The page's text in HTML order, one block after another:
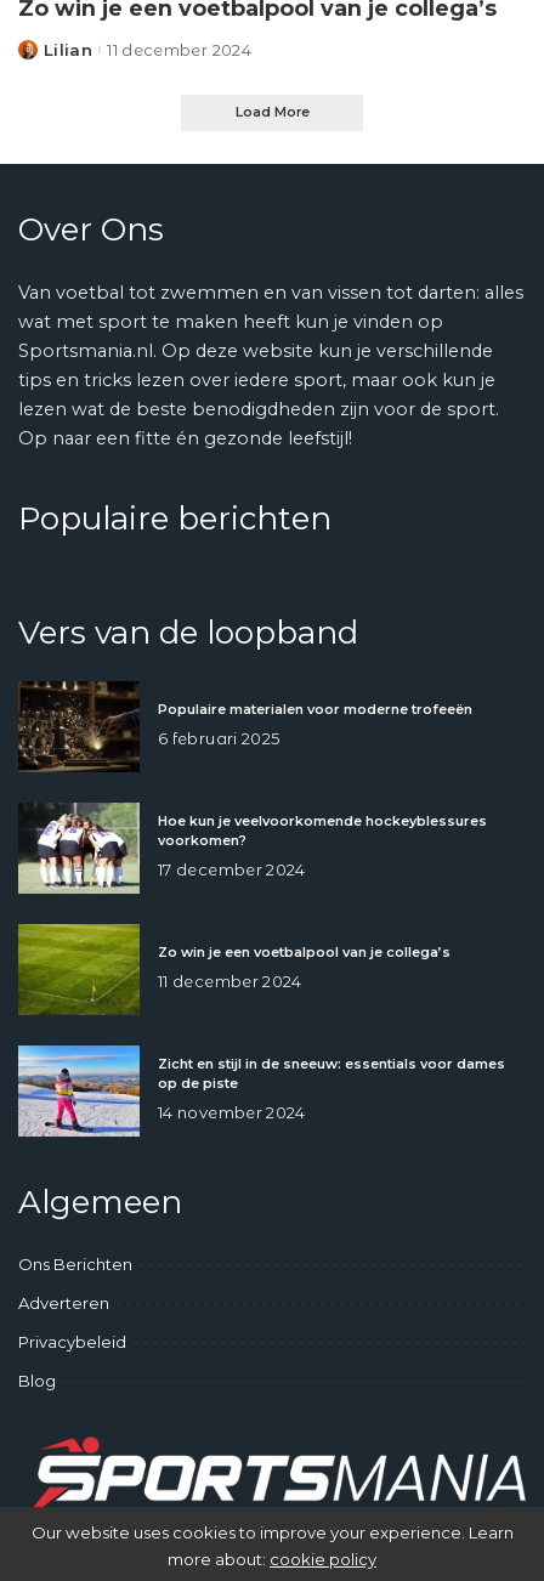
Zo win je een voetbalpool van je collega’s
Posted
Lilian 11 december 2024
Load More
Over Ons
Van voetbal tot zwemmen en van vissen tot darten: alles
wat met sport te maken heeft kun je vinden op
Sportsmania.nl. Op deze website kun je verschillende
tips en tricks lezen over iedere sport, maar ook kun je
lezen wat de beste benodigdheden zijn voor de sport.
Op naar een fitte én gezonde leefstijl!
Populaire berichten
Vers van de loopband
Populaire materialen voor moderne trofeeën
6 februari 2025
Hoe kun je veelvoorkomende hockeyblessures
voorkomen?
17 december 2024
Zo win je een voetbalpool van je collega’s
11 december 2024
Zicht en stijl in de sneeuw: essentials voor dames
op de piste
14 november 2024
Algemeen
Ons Berichten
Adverteren
Privacybeleid
Blog
Our website uses cookies to improve your experience. Learn
more about: cookie policy